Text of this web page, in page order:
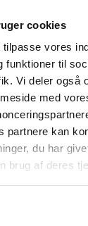
cookies
vores
funktioner til
Vi deler også
med
partnere kan
du har
brug af deres
21.00
5700
Universitet.
møder bare
teknologi giver